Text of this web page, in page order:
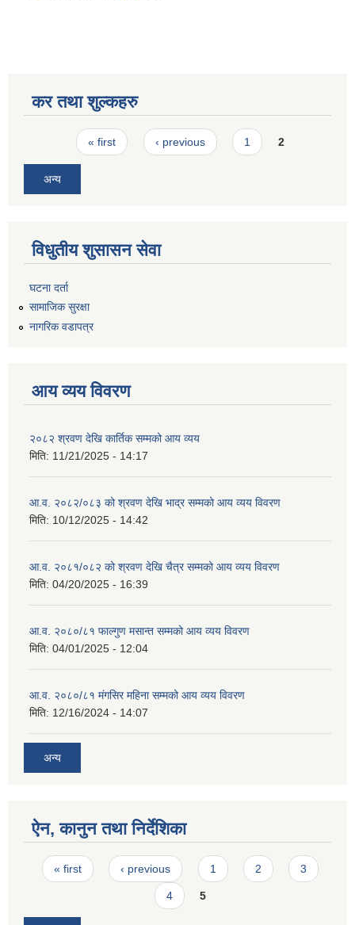
कर तथा शुल्कहरु
Pages« first ‹ previous 1 2
अन्य
विधुतीय शुसासन सेवा
घटना दर्ता
सामाजिक सुरक्षा
नागरिक वडापत्र
आय व्यय विवरण
२०८२ श्रवण देखि कार्तिक सम्मको आय व्यय
मिति: 11/21/2025 - 14:17
आ.व. २०८२/०८३ को श्रवण देखि भाद्र सम्मको आय व्यय विवरण
मिति: 10/12/2025 - 14:42
आ.व. २०८१/०८२ को श्रवण देखि चैत्र सम्मको आय व्यय विवरण
मिति: 04/20/2025 - 16:39
आ.व. २०८०/८१ फाल्गुण मसान्त सम्मको आय व्यय विवरण
मिति: 04/01/2025 - 12:04
आ.व. २०८०/८१ मंगसिर महिना सम्मको आय व्यय विवरण
मिति: 12/16/2024 - 14:07
अन्य
ऐन, कानुन तथा निर्देशिका
Pages
« first ‹ previous 1 2 3
4 5